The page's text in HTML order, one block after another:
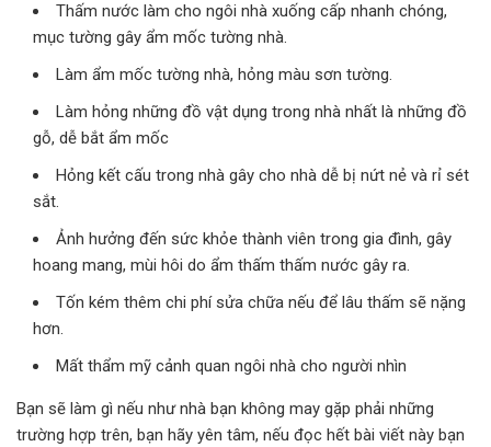
Thấm nước làm cho ngôi nhà xuống cấp nhanh chóng,
mục tường gây ẩm mốc tường nhà.
Làm ẩm mốc tường nhà, hỏng màu sơn tường.
Làm hỏng những đồ vật dụng trong nhà nhất là những đồ
gỗ, dễ bắt ẩm mốc
Hỏng kết cấu trong nhà gây cho nhà dễ bị nứt nẻ và rỉ sét
sắt.
Ảnh hưởng đến sức khỏe thành viên trong gia đình, gây
hoang mang, mùi hôi do ẩm thấm thấm nước gây ra.
Tốn kém thêm chi phí sửa chữa nếu để lâu thấm sẽ nặng
hơn.
Mất thẩm mỹ cảnh quan ngôi nhà cho người nhìn
Bạn sẽ làm gì nếu như nhà bạn không may gặp phải những
trường hợp trên, bạn hãy yên tâm, nếu đọc hết bài viết này bạn